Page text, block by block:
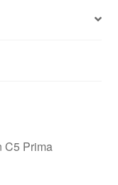
C5 Prima